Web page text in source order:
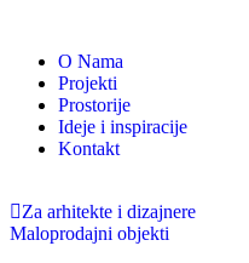
O Nama
Projekti
Prostorije
Ideje i inspiracije
Kontakt
Za arhitekte i dizajnere
Maloprodajni objekti